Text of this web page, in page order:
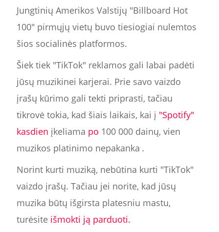
Jungtinių Amerikos Valstijų "Billboard Hot
100" pirmųjų vietų buvo tiesiogiai nulemtos
šios socialinės platformos.
Šiek tiek "TikTok" reklamos gali labai padėti
jūsų muzikinei karjerai. Prie savo vaizdo
įrašų kūrimo gali tekti priprasti, tačiau
tikrovė tokia, kad šiais laikais, kai į "Spotify"
kasdien įkeliama po 100 000 dainų, vien
muzikos platinimo nepakanka .
Norint kurti muziką, nebūtina kurti "TikTok"
vaizdo įrašų. Tačiau jei norite, kad jūsų
muzika būtų išgirsta platesniu mastu,
turėsite išmokti ją parduoti.